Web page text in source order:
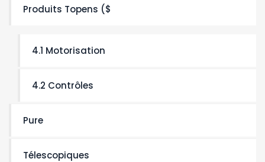
Produits Topens ($
4.1 Motorisation
4.2 Contrôles
Pure
Télescopiques